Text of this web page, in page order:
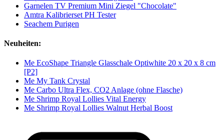
Garnelen TV Premium Mini Ziegel "Chocolate"
Amtra Kalibrierset PH Tester
Seachem Purigen
Neuheiten:
Me EcoShape Triangle Glasschale Optiwhite 20 x 20 x 8 cm
[P2]
Me My Tank Crystal
Me Carbo Ultra Flex, CO2 Anlage (ohne Flasche)
Me Shrimp Royal Lollies Vital Energy
Me Shrimp Royal Lollies Walnut Herbal Boost